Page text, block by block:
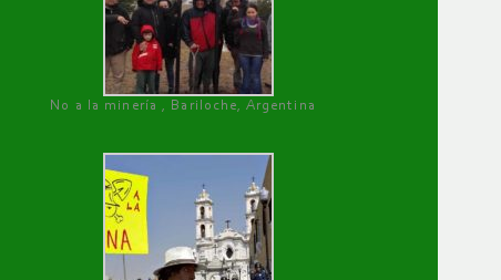
No a la minería , Bariloche, Argentina